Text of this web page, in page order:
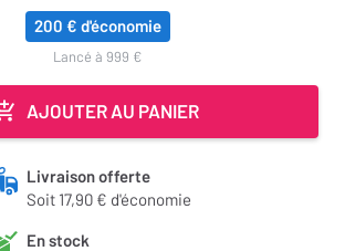
200 € d'économie
lancé à 999 €
AJOUTER AU PANIER
Livraison offerte
Soit 17,90 € d'économie
En stock